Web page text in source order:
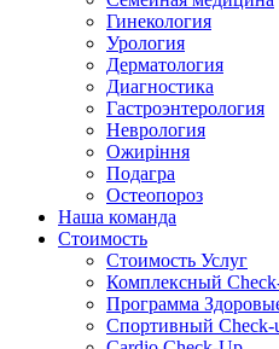
Гинекология
Урология
Дерматология
Диагностика
Гастроэнтерология
Неврология
Ожиріння
Подагра
Остеопороз
Наша команда
Стоимость
Стоимость Услуг
Комплексный
Программа
Спортивный Check-